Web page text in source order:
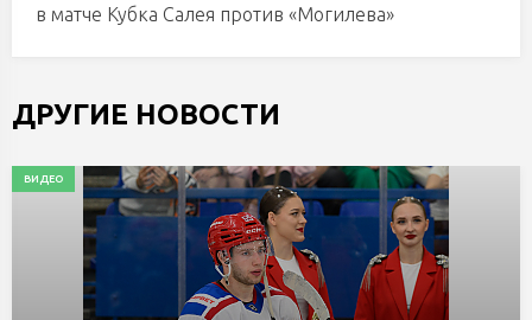
в матче Кубка Салея против «Могилева»
ДРУГИЕ НОВОСТИ
ВИДЕО